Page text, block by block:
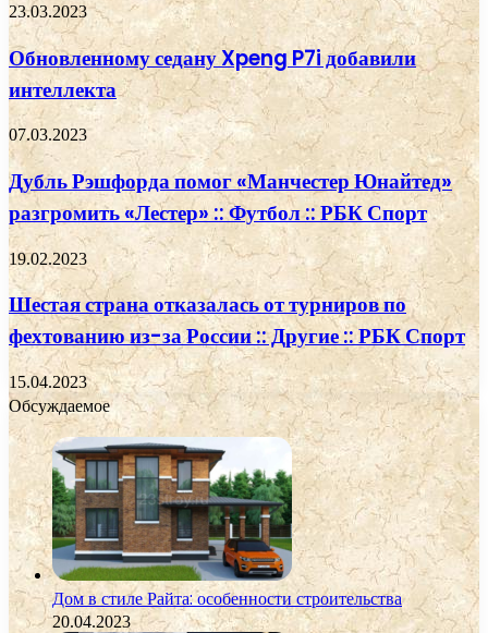
23.03.2023
Обновленному седану Xpeng P7i добавили
интеллекта
07.03.2023
Дубль Рэшфорда помог «Манчестер Юнайтед»
разгромить «Лестер» :: Футбол :: РБК Спорт
19.02.2023
Шестая страна отказалась от турниров по
фехтованию из-за России :: Другие :: РБК Спорт
15.04.2023
Обсуждаемое
Дом в стиле Райта: особенности строительства
20.04.2023